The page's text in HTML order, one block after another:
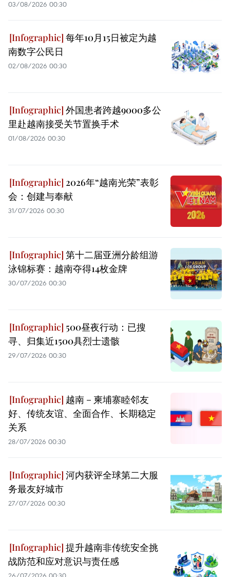
03/08/2026 00:30
每年10月15日被定为越
南数字公民日
02/08/2026 00:30
外国患者跨越9000多公
里赴越南接受关节置换手术
01/08/2026 00:30
2026年“越南光荣”表彰
会：创建与奉献
31/07/2026 00:30
第十二届亚洲分龄组游
泳锦标赛：越南夺得14枚金牌
30/07/2026 00:30
500昼夜行动：已搜
寻、归集近1500具烈士遗骸
29/07/2026 00:30
越南－柬埔寨睦邻友
好、传统友谊、全面合作、长期稳定
关系
28/07/2026 00:30
河内获评全球第二大服
务最友好城市
27/07/2026 00:30
提升越南非传统安全挑
战防范和应对意识与责任感